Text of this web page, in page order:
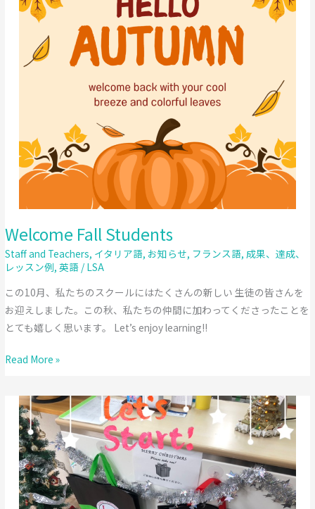
Welcome Fall Students
Staff and Teachers, イタリア語, お知らせ, フランス語,成果、達成、
レッスン例,英語 / LSA
この10月、私たちのスクールにはたくさんの新しい 生徒の皆さんを
お迎えしました。この秋、私たちの仲間に加わってくださったことを
とても嬉しく思います。 Let’s enjoy learning!!
Welcome
Students
Read More »